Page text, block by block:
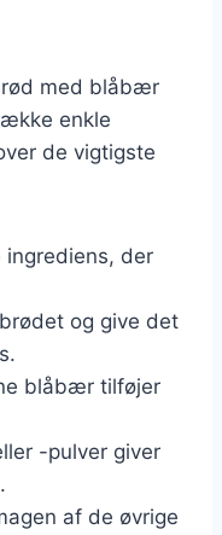
med blåbær
enkle
de vigtigste
der
og give det
blåbær tilføjer
-pulver giver
af de øvrige